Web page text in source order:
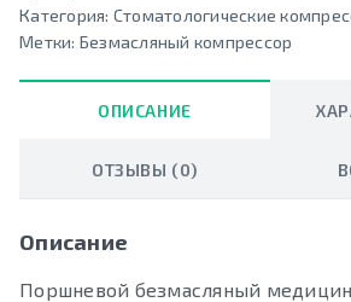
Категория: Стоматологические
Метки: Безмасляный компрессор
ОПИСАНИЕ
ОТЗЫВЫ (0)
Описание
Поршневой безмасляный